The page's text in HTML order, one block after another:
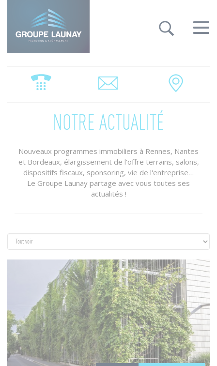
Toggle
NOTRE ACTUALITÉ
Nouveaux programmes immobiliers à Rennes, Nantes
et Bordeaux, élargissement de l’offre terrains, salons,
dispositifs fiscaux, sponsoring, vie de l'entreprise…
Le Groupe Launay partage avec vous toutes ses
actualités !